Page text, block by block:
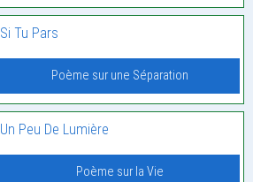
Si Tu Pars
Poème sur une Séparation
Un Peu De Lumière
Poème sur la Vie